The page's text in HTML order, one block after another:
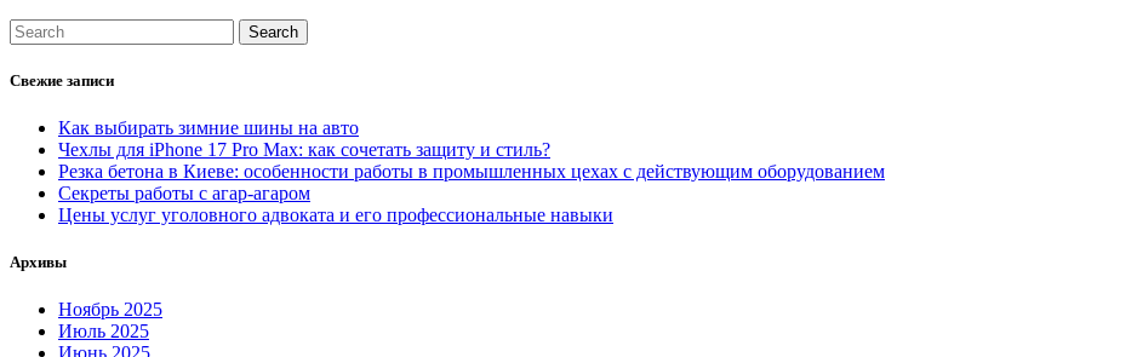
Свежие записи
Как выбирать зимние шины на авто
Чехлы для iPhone 17 Pro Max: как сочетать защиту и стиль?
Резка бетона в Киеве: особенности работы в промышленных цехах с действующим оборудованием
Секреты работы с агар-агаром
Цены услуг уголовного адвоката и его профессиональные навыки
Архивы
Ноябрь 2025
Июль 2025